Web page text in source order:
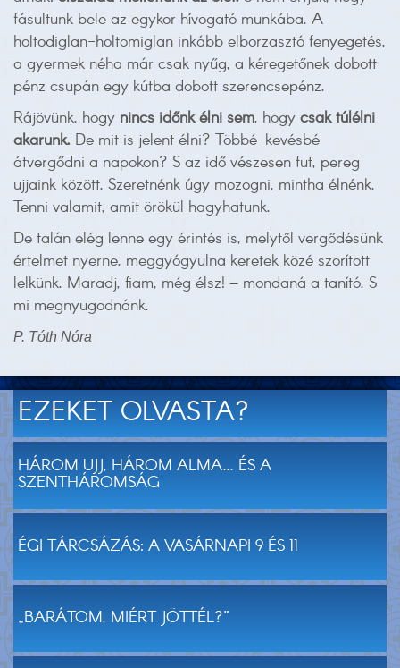
fásultunk bele az egykor hívogató munkába. A
holtodiglan-holtomiglan inkább elborzasztó fenyegetés,
a gyermek néha már csak nyűg, a kéregetőnek dobott
pénz csupán egy kútba dobott szerencsepénz.
Rájövünk, hogy nincs időnk élni sem, hogycsak túlélni
akarunk. De mit is jelent élni? Többé-kevésbé
átvergődni a napokon? S az idő vészesen fut, pereg
ujjaink között. Szeretnénk úgy mozogni, mintha élnénk.
Tenni valamit, amit örökül hagyhatunk.
De talán elég lenne egy érintés is, melytől vergődésünk
értelmet nyerne, meggyógyulna keretek közé szorított
lelkünk. Maradj, fiam, még élsz! – mondaná a tanító. S
mi megnyugodnánk.
P. Tóth Nóra
EZEKET OLVASTA?
HÁROM UJJ, HÁROM ALMA... ÉS A
SZENTHÁROMSÁG
ÉGI TÁRCSÁZÁS: A VASÁRNAPI 9 ÉS 11
„BARÁTOM, MIÉRT JÖTTÉL?”